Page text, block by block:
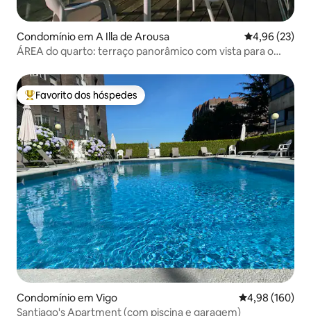
Condomínio em A Illa de Arousa Classificação
4,96 (23)
ÁREA do quarto: terraço panorâmico com vista para o
Favoritos dos hóspedes mais apreciados
Favorito dos hóspedes
Condomínio em Vigo Classificação
4,98 (160)
Santiago's Apartment (com piscina e garagem)